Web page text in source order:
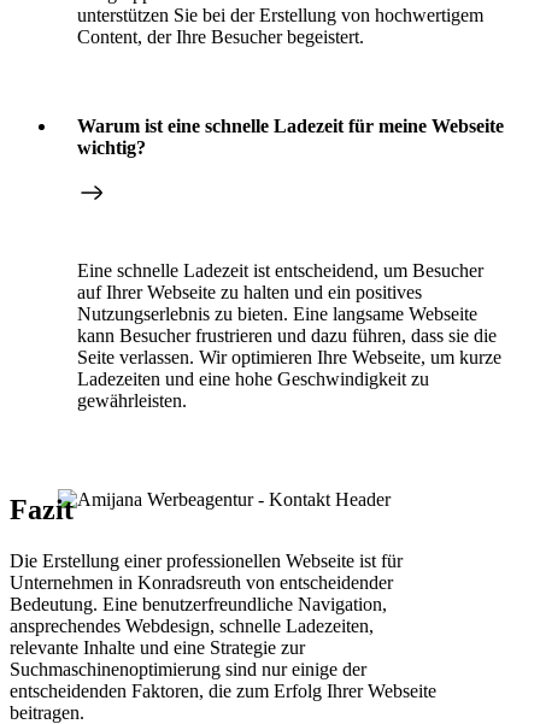
unterstützen Sie bei der Erstellung von hochwertigem
Content, der Ihre Besucher begeistert.
Warum ist eine schnelle Ladezeit für meine Webseite
wichtig?
Eine schnelle Ladezeit ist entscheidend, um Besucher
auf Ihrer Webseite zu halten und ein positives
Nutzungserlebnis zu bieten. Eine langsame Webseite
kann Besucher frustrieren und dazu führen, dass sie die
Seite verlassen. Wir optimieren Ihre Webseite, um kurze
Ladezeiten und eine hohe Geschwindigkeit zu
gewährleisten.
Fazit
Die Erstellung einer professionellen Webseite ist für
Unternehmen in Konradsreuth von entscheidender
Bedeutung. Eine benutzerfreundliche Navigation,
ansprechendes Webdesign, schnelle Ladezeiten,
relevante Inhalte und eine Strategie zur
Suchmaschinenoptimierung sind nur einige der
entscheidenden Faktoren, die zum Erfolg Ihrer Webseite
beitragen.